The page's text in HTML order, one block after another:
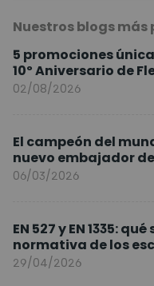
Nuestros blogs más
5 promociones
10º Aniversario de
02/08/2026
El campeón del
nuevo embajador
Europa
06/03/2026
EN 527 y EN 1335:
normativa de los
y sillas ergonómicas
29/04/2026